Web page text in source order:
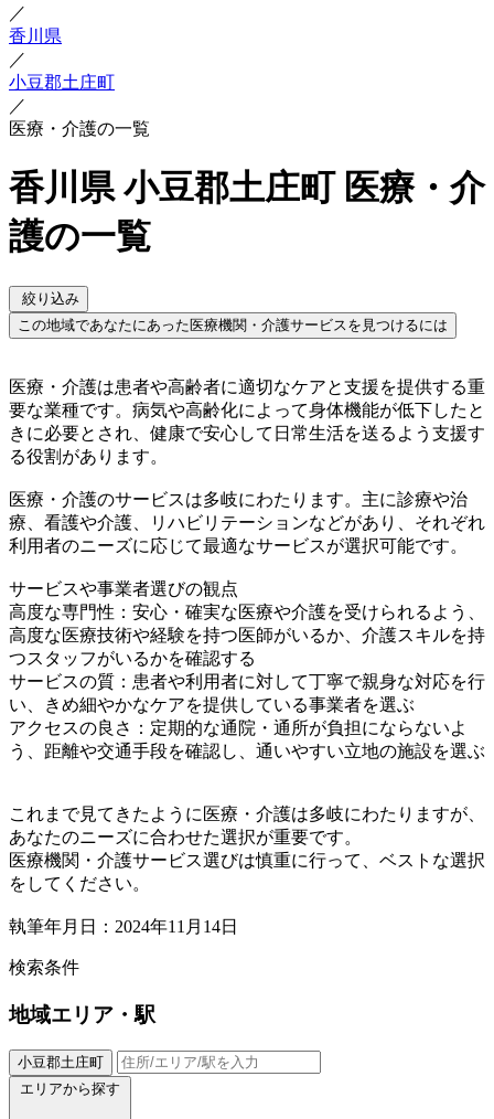
／
香川県
／
小豆郡土庄町
／
医療・介護の一覧
香川県 小豆郡土庄町 医療・介
護の一覧
絞り込み
この地域であなたにあった医療機関・介護サービスを見つけるには
医療・介護は患者や高齢者に適切なケアと支援を提供する重
要な業種です。病気や高齢化によって身体機能が低下したと
きに必要とされ、健康で安心して日常生活を送るよう支援す
る役割があります。
医療・介護のサービスは多岐にわたります。主に診療や治
療、看護や介護、リハビリテーションなどがあり、それぞれ
利用者のニーズに応じて最適なサービスが選択可能です。
サービスや事業者選びの観点
高度な専門性：安心・確実な医療や介護を受けられるよう、
高度な医療技術や経験を持つ医師がいるか、介護スキルを持
つスタッフがいるかを確認する
サービスの質：患者や利用者に対して丁寧で親身な対応を行
い、きめ細やかなケアを提供している事業者を選ぶ
アクセスの良さ：定期的な通院・通所が負担にならないよ
う、距離や交通手段を確認し、通いやすい立地の施設を選ぶ
これまで見てきたように医療・介護は多岐にわたりますが、
あなたのニーズに合わせた選択が重要です。
医療機関・介護サービス選びは慎重に行って、ベストな選択
をしてください。
執筆年月日：2024年11月14日
検索条件
地域エリア・駅
小豆郡土庄町
エリアから探す